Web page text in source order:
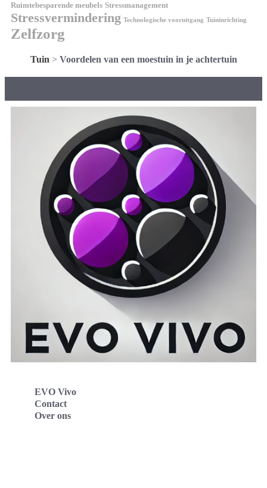
Ruimtebesparende meubels Stressmanagement
Stressvermindering Technologische vooruitgang Tuininrichting
Zelfzorg
Tuin > Voordelen van een moestuin in je achtertuin
EVO Vivo
Contact
Over ons